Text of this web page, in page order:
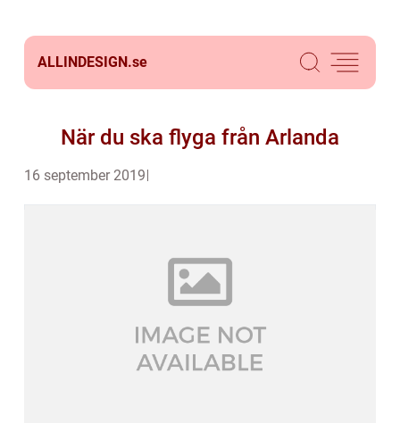
ALLINDESIGN.se
När du ska flyga från Arlanda
16 september 2019